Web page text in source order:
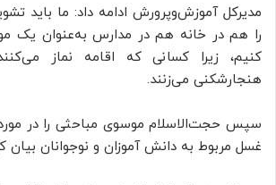
مدیرکل آموزش‌وپرورش ادامه داد: ما باید
را هم در خانه هم در مدارس به‌عنوان یک
کنیم، زیرا کسانی که اقامه نماز
هنجارشکنی می‌زنند.
سپس حجت‌الاسلام موسوی مباحثی را در
غسل مربوط به دانش آموزان و نوجوانان بیان